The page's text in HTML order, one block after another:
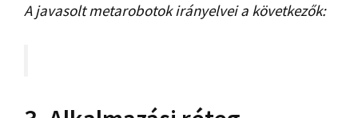
A javasolt metarobotok irányelvei a következők: